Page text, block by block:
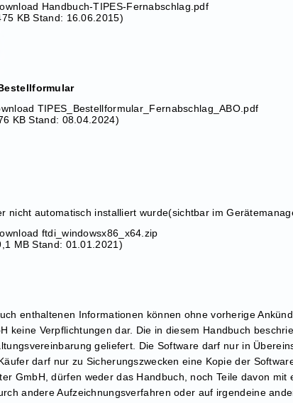
Handbuch-TIPES-Fernabschlag.pdf
KB Stand: 16.06.2015)
TIPES_Bestellformular_Fernabschlag_ABO.pdf
KB Stand: 08.04.2024)
nicht automatisch installiert wurde(sichtbar im
ftdi_windowsx86_x64.zip
MB Stand: 01.01.2021)
enthaltenen Informationen können ohne vorherige
keine Verpflichtungen dar. Die in diesem Handbuch
geliefert. Die Software darf nur in
darf nur zu Sicherungszwecken eine Kopie der
GmbH, dürfen weder das Handbuch, noch Teile davon
andere Aufzeichnungsverfahren oder auf irgendeine